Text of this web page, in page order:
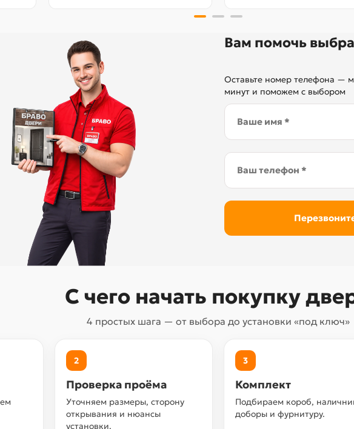
Вам помочь
Оставьте номер телефона —
минут и поможем с выбором
С чего начать покупку
4 простых шага — от выбора до установки «под ключ»
2
Проверка проёма
Уточняем размеры, сторону
открывания и нюансы
установки.
3
Комплект
Подбираем короб,
доборы и фурнитуру.